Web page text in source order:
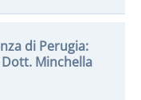
di Perugia:
Minchella